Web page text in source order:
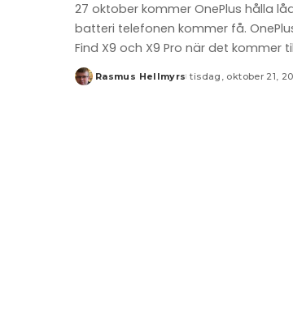
27 oktober kommer OnePlus hålla
batteri telefonen kommer få.
Find X9 och X9 Pro när det kommer
Posted
Rasmus Hellmyrs tisdag, oktober 21,